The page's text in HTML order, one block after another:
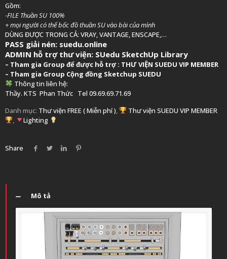
Gồm:
-FILE Thuần SU 100%
+ mọi người có thể bốc đồ thuần SU vào bài của mình
DÙNG ĐƯỢC TRONG CẢ: VRAY, VANTAGE, ENSCAPE,…
PASS giải nén: suedu.online
ADMIN hỗ trợ thư viện: SUedu SketchUp Library
– Tham gia Group để được hỗ trợ : THƯ VIỆN SUEDU VIP MEMBER
– Tham gia Group Cộng đồng Sketchup SUEDU
Thông tin liên hệ:
Thầy. KTS Phan Thức Tel 09.69.69.71.69
Danh mục: Thư viện FREE ( Miễn phí )
Thư viện SUEDU VIP MEMBER
Lighting
Share
Mô tả